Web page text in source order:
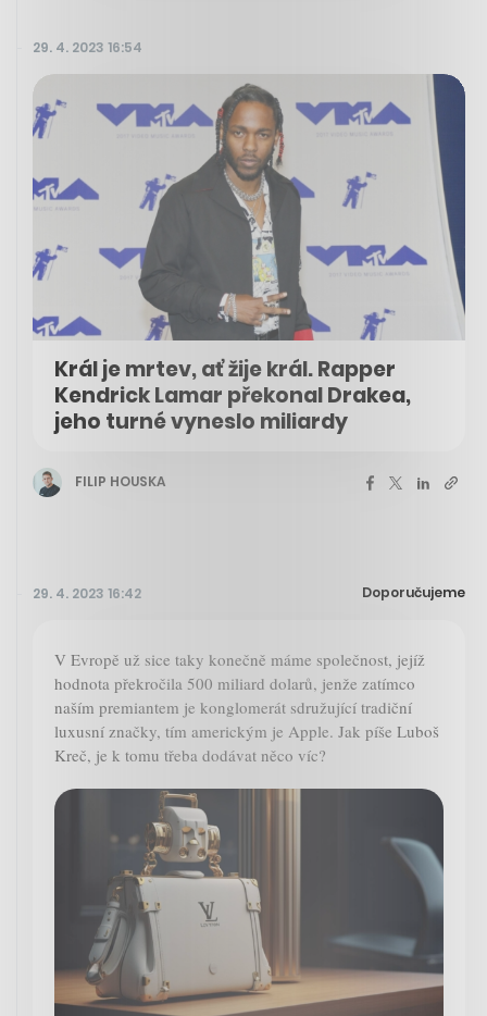
29. 4. 2023 16:54
Král je mrtev, ať žije král. Rapper
Kendrick Lamar překonal Drakea,
jeho turné vyneslo miliardy
FILIP HOUSKA
29. 4. 2023 16:42 Doporučujeme
V Evropě už sice taky konečně máme společnost, jejíž
hodnota překročila 500 miliard dolarů, jenže zatímco
naším premiantem je konglomerát sdružující tradiční
luxusní značky, tím americkým je Apple. Jak píše Luboš
Kreč, je k tomu třeba dodávat něco víc?